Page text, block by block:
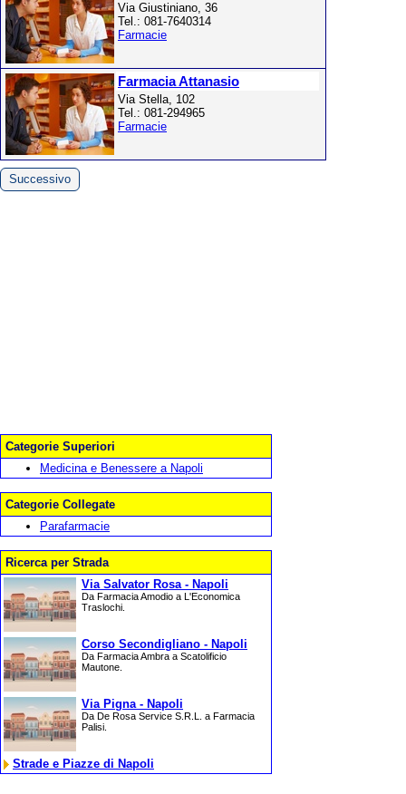
Via Giustiniano, 36
Tel.: 081-7640314
Farmacie
Farmacia Attanasio
Via Stella, 102
Tel.: 081-294965
Farmacie
Successivo
Categorie Superiori
Medicina e Benessere a Napoli
Categorie Collegate
Parafarmacie
Ricerca per Strada
Via Salvator Rosa - Napoli
Da Farmacia Amodio a L'Economica
Traslochi.
Corso Secondigliano - Napoli
Da Farmacia Ambra a Scatolificio
Mautone.
Via Pigna - Napoli
Da De Rosa Service S.R.L. a Farmacia
Palisi.
Strade e Piazze di Napoli